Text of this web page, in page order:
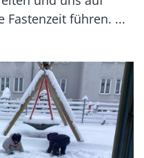
Fastenzeit führen. ...